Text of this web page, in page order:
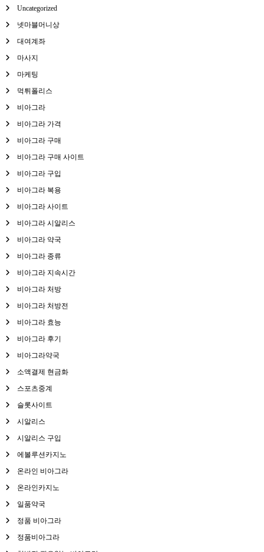
Uncategorized
넷마블머니상
대여계좌
마사지
마케팅
먹튀폴리스
비아그라
비아그라 가격
비아그라 구매
비아그라 구매 사이트
비아그라 구입
비아그라 복용
비아그라 사이트
비아그라 시알리스
비아그라 약국
비아그라 종류
비아그라 지속시간
비아그라 처방
비아그라 처방전
비아그라 효능
비아그라 후기
비아그라약국
소액결제 현금화
스포츠중계
슬롯사이트
시알리스
시알리스 구입
에볼루션카지노
온라인 비아그라
온라인카지노
일품약국
정품 비아그라
정품비아그라